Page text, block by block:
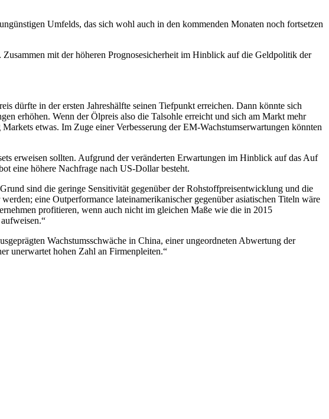
Umfelds, das sich wohl auch in den kommenden Monaten noch fortsetzen
mit der höheren Prognosesicherheit im Hinblick auf die Geldpolitik der
dürfte in der ersten Jahreshälfte seinen Tiefpunkt erreichen. Dann könnte sich
erhöhen. Wenn der Ölpreis also die Talsohle erreicht und sich am Markt mehr
etwas. Im Zuge einer Verbesserung der EM-Wachstumserwartungen könnten
erweisen sollten. Aufgrund der veränderten Erwartungen im Hinblick auf das Auf
eine höhere Nachfrage nach US-Dollar besteht.
sind die geringe Sensitivität gegenüber der Rohstoffpreisentwicklung und die
eine Outperformance lateinamerikanischer gegenüber asiatischen Titeln wäre
profitieren, wenn auch nicht im gleichen Maße wie die in 2015
Wachstumsschwäche in China, einer ungeordneten Abwertung der
unerwartet hohen Zahl an Firmenpleiten.“